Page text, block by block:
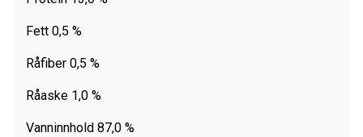
Fett 0,5 %
Råfiber 0,5 %
Råaske 1,0 %
Vanninnhold 87,0 %